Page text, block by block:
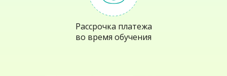
Рассрочка платежа
во время обучения